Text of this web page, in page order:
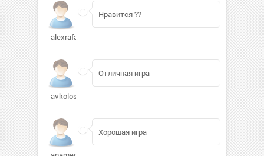
alexrafael697
Нравится ??
avkolosov
Отличная игра
Хорошая игра